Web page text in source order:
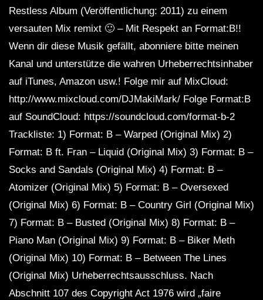
Restless Album (Veröffentlichung: 2011) zu einem
versauten Mix remixt 🙂 – Mit Respekt an Format:B!!
Wenn dir diese Musik gefällt, abonniere bitte meinen
Kanal und unterstütze die wahren Urheberrechtsinhaber
auf iTunes, Amazon usw.! Folge mir auf MixCloud:
http://www.mixcloud.com/DJMakiMark/ Folge Format:B
auf SoundCloud: https://soundcloud.com/format-b-2
Trackliste: 1) Format: B – Warped (Original Mix) 2)
Format: B ft. Fran – Liquid (Original Mix) 3) Format: B –
Socks and Sandals (Original Mix) 4) Format: B –
Atomizer (Original Mix) 5) Format: B – Oversexed
(Original Mix) 6) Format: B – Country Girl (Original Mix)
7) Format: B – Busted (Original Mix) 8) Format: B –
Piano Man (Original Mix) 9) Format: B – Biker Meth
(Original Mix) 10) Format: B – Between The Lines
(Original Mix) Urheberrechtsausschluss. Nach
Abschnitt 107 des Copyright Act 1976 wird „faire